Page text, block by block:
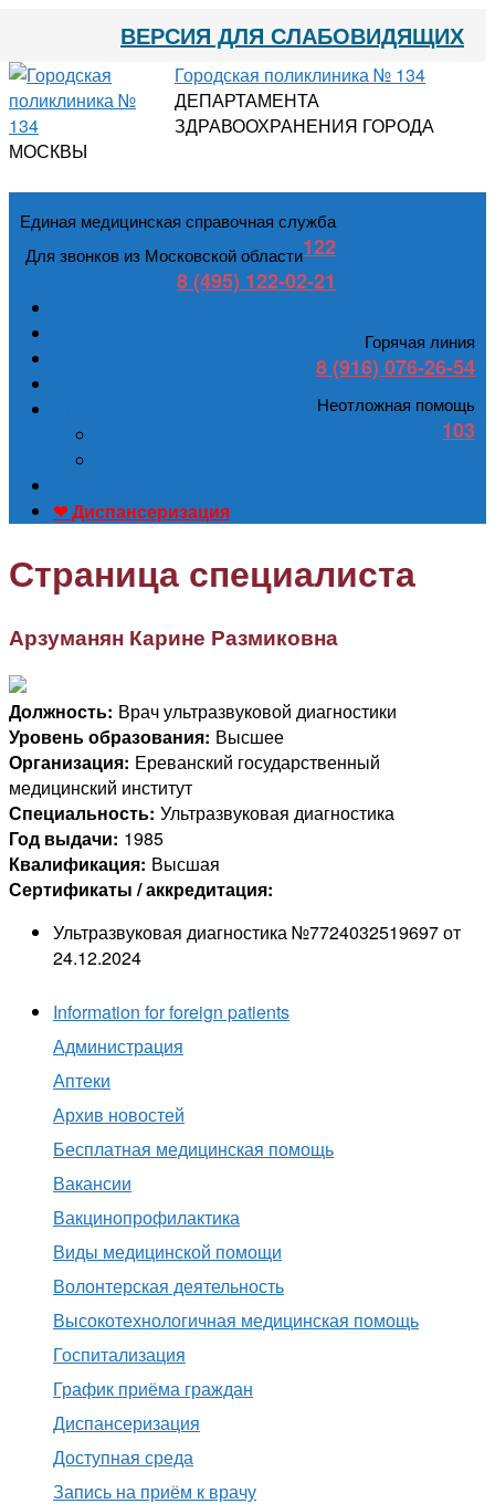
ВЕРСИЯ ДЛЯ СЛАБОВИДЯЩИХ
Городская поликлиника № 134
ДЕПАРТАМЕНТА
ЗДРАВООХРАНЕНИЯ ГОРОДА
МОСКВЫ
Единая медицинская справочная служба
122
Для звонков из Московской области
8 (495) 122-02-21
Горячая линия
8 (916) 076-26-54
Неотложная помощь
103
❤ Диспансеризация
Страница специалиста
Арзуманян Карине Размиковна
Должность: Врач ультразвуковой диагностики
Уровень образования: Высшее
Организация: Ереванский государственный
медицинский институт
Специальность: Ультразвуковая диагностика
Год выдачи: 1985
Квалификация: Высшая
Сертификаты / аккредитация:
Ультразвуковая диагностика №7724032519697 от
24.12.2024
Information for foreign patients
Администрация
Аптеки
Архив новостей
Бесплатная медицинская помощь
Вакансии
Вакцинопрофилактика
Виды медицинской помощи
Волонтерская деятельность
Высокотехнологичная медицинская помощь
Госпитализация
График приёма граждан
Диспансеризация
Доступная среда
Запись на приём к врачу